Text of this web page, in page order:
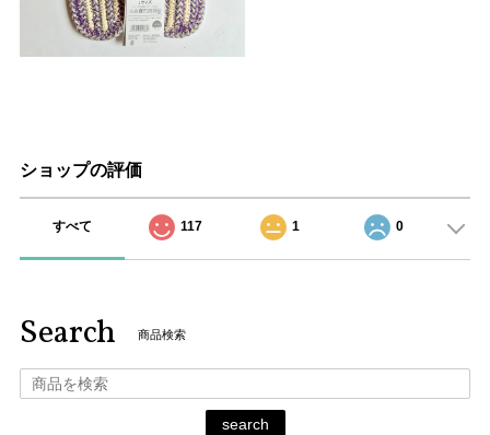
ショップの評価
すべて 117 1 0
Search 商品検索
search